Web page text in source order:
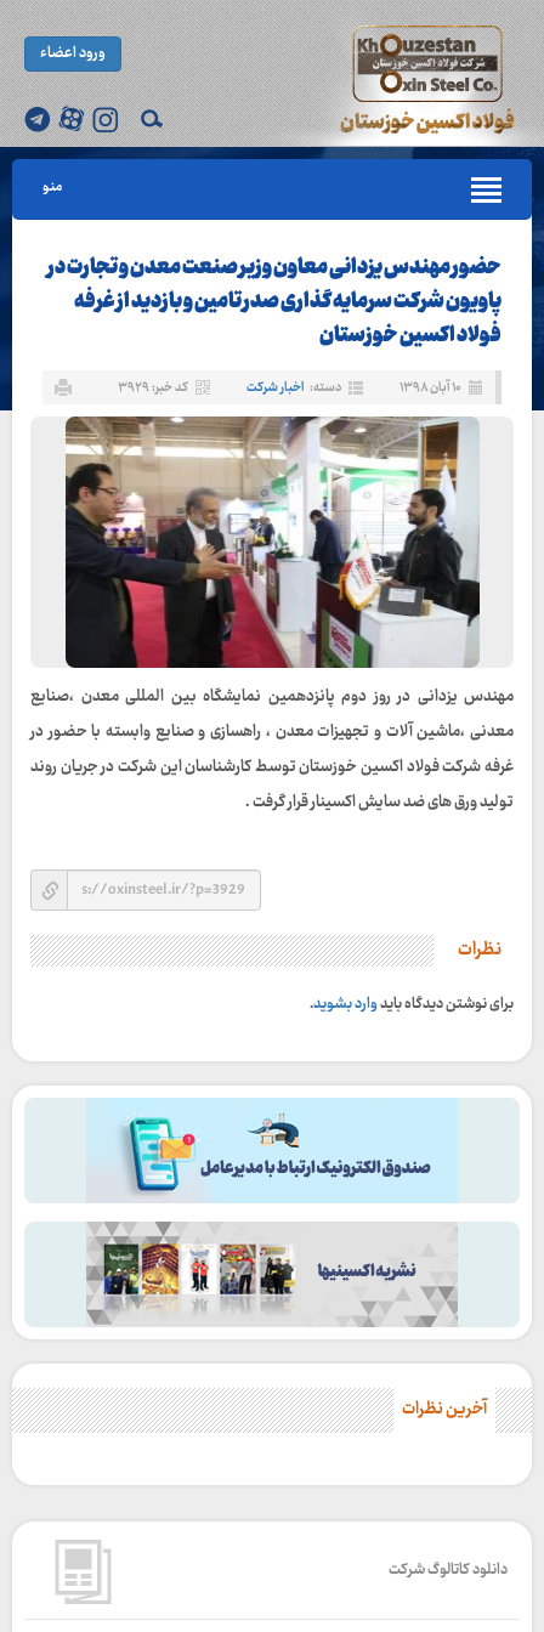
ورود اعضاء
منو
حضور مهندس یزدانی معاون وزیر صنعت معدن و تجارت در
پاویون شرکت سرمایه گذاری صدر تامین و بازدید از غرفه
فولاد اکسین خوزستان
۱۰ آبان ۱۳۹۸ دسته: اخبار شرکت کد خبر: ۳۹۲۹
مهندس یزدانی در روز دوم پانزدهمین نمایشگاه بین المللی معدن ،صنایع
معدنی ،ماشین آلات و تجهیزات معدن ، راهسازی و صنایع وابسته با حضور در
غرفه شرکت فولاد اکسین خوزستان توسط کارشناسان این شرکت در جریان روند
تولید ورق های ضد سایش اکسینار قرار گرفت .
نظرات
برای نوشتن دیدگاه بایدوارد بشوید.
آخرین نظرات
دانلود کاتالوگ شرکت